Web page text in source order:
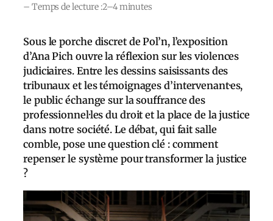
– Temps de lecture :2–4 minutes
Sous le porche discret de Pol’n, l’exposition
d’Ana Pich ouvre la réflexion sur les violences
judiciaires. Entre les dessins saisissants des
tribunaux et les témoignages d’intervenant·es,
le public échange sur la souffrance des
professionnel·les du droit et la place de la justice
dans notre société. Le débat, qui fait salle
comble, pose une question clé : comment
repenser le système pour transformer la justice
?